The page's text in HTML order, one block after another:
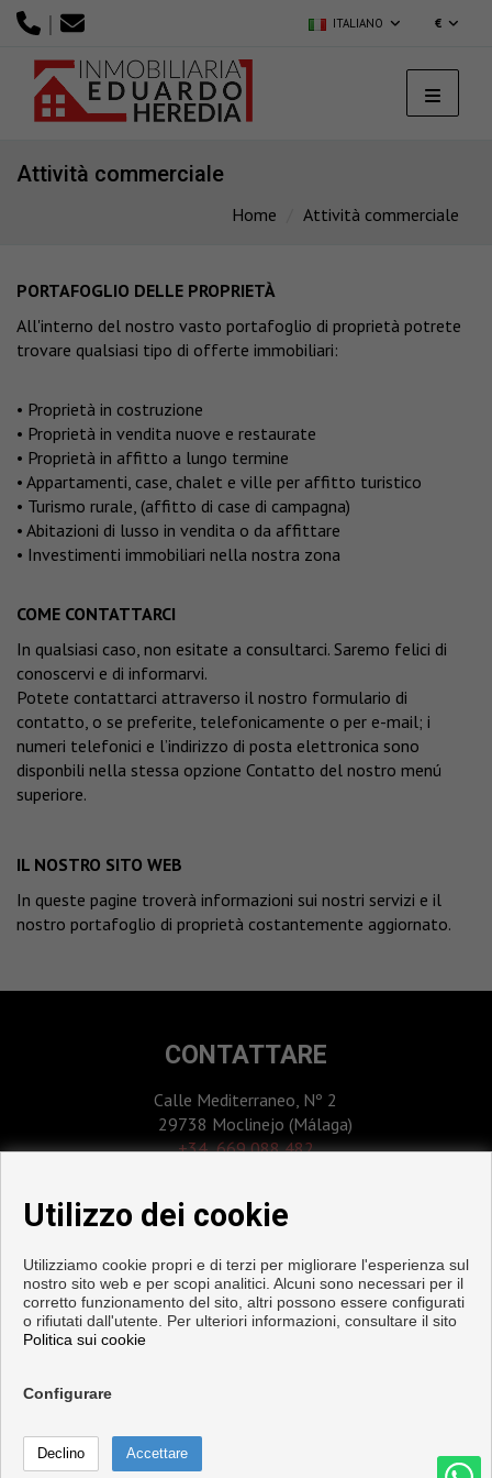
| ITALIANO €
Attività commerciale
Home Attività commerciale
PORTAFOGLIO DELLE PROPRIETÀ
All'interno del nostro vasto portafoglio di proprietà potrete
trovare qualsiasi tipo di offerte immobiliari:
• Proprietà in costruzione
• Proprietà in vendita nuove e restaurate
• Proprietà in affitto a lungo termine
• Appartamenti, case, chalet e ville per affitto turistico
• Turismo rurale, (affitto di case di campagna)
• Abitazioni di lusso in vendita o da affittare
• Investimenti immobiliari nella nostra zona
COME CONTATTARCI
In qualsiasi caso, non esitate a consultarci. Saremo felici di
conoscervi e di informarvi.
Potete contattarci attraverso il nostro formulario di
contatto, o se preferite, telefonicamente o per e-mail; i
numeri telefonici e l’indirizzo di posta elettronica sono
disponbili nella stessa opzione Contatto del nostro menú
superiore.
IL NOSTRO SITO WEB
In queste pagine troverà informazioni sui nostri servizi e il
nostro portafoglio di proprietà costantemente aggiornato.
CONTATTARE
Calle Mediterraneo, Nº 2
29738 Moclinejo (Málaga)
‎+34 669 088 482
Pisi e case in vendita a Moclinejo
Utilizzo dei cookie
Utilizziamo cookie propri e di terzi per migliorare l'esperienza sul
nostro sito web e per scopi analitici. Alcuni sono necessari per il
corretto funzionamento del sito, altri possono essere configurati
o rifiutati dall'utente. Per ulteriori informazioni, consultare il sito
Politica sui cookie
Configurare